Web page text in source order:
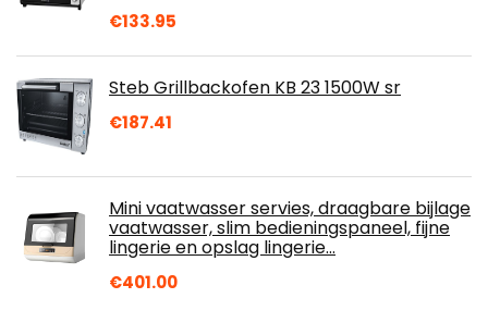
€133.95
Steb Grillbackofen KB 23 1500W sr
€187.41
Mini vaatwasser servies, draagbare bijlage
vaatwasser, slim bedieningspaneel, fijne
lingerie en opslag lingerie…
€401.00